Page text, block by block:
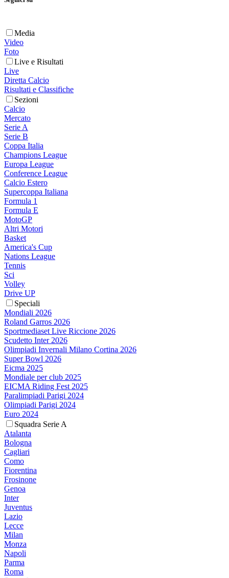
Media
Video
Foto
Live e Risultati
Live
Diretta Calcio
Risultati e Classifiche
Sezioni
Calcio
Mercato
Serie A
Serie B
Coppa Italia
Champions League
Europa League
Conference League
Calcio Estero
Supercoppa Italiana
Formula 1
Formula E
MotoGP
Altri Motori
Basket
America's Cup
Nations League
Tennis
Sci
Volley
Drive UP
Speciali
Mondiali 2026
Roland Garros 2026
Sportmediaset Live Riccione 2026
Scudetto Inter 2026
Olimpiadi Invernali Milano Cortina 2026
Super Bowl 2026
Eicma 2025
Mondiale per club 2025
EICMA Riding Fest 2025
Paralimpiadi Parigi 2024
Olimpiadi Parigi 2024
Euro 2024
Squadra Serie A
Atalanta
Bologna
Cagliari
Como
Fiorentina
Frosinone
Genoa
Inter
Juventus
Lazio
Lecce
Milan
Monza
Napoli
Parma
Roma